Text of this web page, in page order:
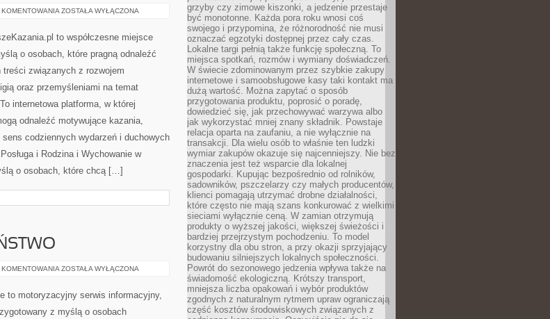
ŚWIĘCI
ZOSTAŁA WYŁĄCZONA
to współczesne miejsce
o osobach, które pragną odnaleźć
treści związanych z rozwojem
oraz przemyśleniami na temat
internetowa platforma, w której
odnaleźć motywujące kazania,
codziennych wydarzeń i duchowych
i Rodzina i Wychowanie w
o osobach, które chcą […]
NOWOCZESNE
ZOSTAŁA WYŁĄCZONA
to motoryzacyjny serwis informacyjny,
z myślą o osobach
grzyby czy zimowe kiszonki, a jedzenie przestaje
być monotonne. Każda pora roku wnosi coś
swojego i przypomina, że różnorodność nie musi
oznaczać egzotyki dostępnej przez cały czas.
Lokalne targi pełnią także funkcję społeczną. To
miejsca spotkań, rozmów i wymiany doświadczeń.
W świecie zdominowanym przez szybkie zakupy
internetowe i samoobsługowe kasy taki kontakt ma
dużą wartość. Można zapytać o sposób
przygotowania produktu, poprosić o poradę,
dowiedzieć się, jak przechowywać warzywa albo
jak wykorzystać mniej znany składnik. Powstaje
relacja oparta na zaufaniu, a nie wyłącznie na
transakcji. Dla wielu osób to właśnie ten ludzki
wymiar zakupów okazuje się najcenniejszy. Nie bez
znaczenia jest też wsparcie dla lokalnej
gospodarki. Kupując bezpośrednio od rolników,
sadowników, pszczelarzy czy małych producentów,
klienci pomagają utrzymać drobne działalności,
które często nie mają szans konkurować z wielkimi
sieciami wyłącznie ceną. W zamian otrzymują
produkty o wyższej jakości, większej świeżości i
bardziej przejrzystym pochodzeniu. To model
korzystny dla obu stron, a przy okazji sprzyjający
budowaniu silniejszych lokalnych społeczności.
Powrót do sezonowego jedzenia wpływa także na
świadomość ekologiczną. Krótszy transport,
mniejsza liczba opakowań i wybór produktów
zgodnych z naturalnym rytmem upraw ograniczają
część kosztów środowiskowych związanych z